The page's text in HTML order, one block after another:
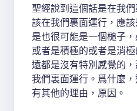
聖經說到這個話是在我
該在我們裏面運行，應
是也很可能是一個槌子
或者是積極的或者是消
遠都是沒有特別感覺的
我們裏面運行。爲什麼
有其他的理由，原因。